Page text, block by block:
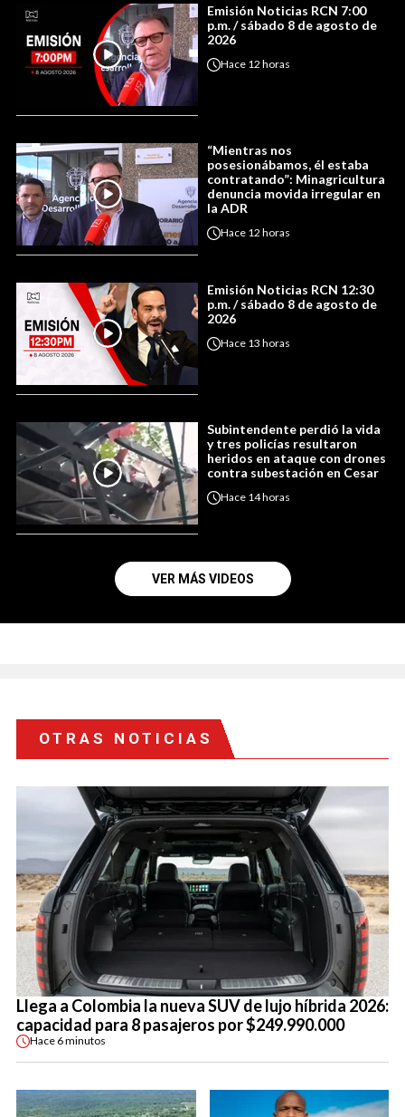
Emisión Noticias RCN 7:00
p.m. / sábado 8 de agosto de
2026
Hace 12 horas
“Mientras nos
posesionábamos, él estaba
contratando”: Minagricultura
denuncia movida irregular en
la ADR
Hace 12 horas
Emisión Noticias RCN 12:30
p.m. / sábado 8 de agosto de
2026
Hace 13 horas
Subintendente perdió la vida
y tres policías resultaron
heridos en ataque con drones
contra subestación en Cesar
Hace 14 horas
VER MÁS VIDEOS
OTRAS NOTICIAS
Llega a Colombia la nueva SUV de lujo híbrida 2026:
capacidad para 8 pasajeros por $249.990.000
Hace 6 minutos